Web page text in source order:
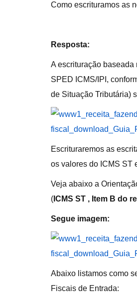
Como escrituramos as
Resposta:
A escrituração
SPED ICMS/IPI,
de Situação Tributária)
Escrituraremos as
os valores do ICMS ST
Veja abaixo a
( ICMS ST , Item B do
Segue imagem:
Abaixo listamos como
Fiscais de Entrada: